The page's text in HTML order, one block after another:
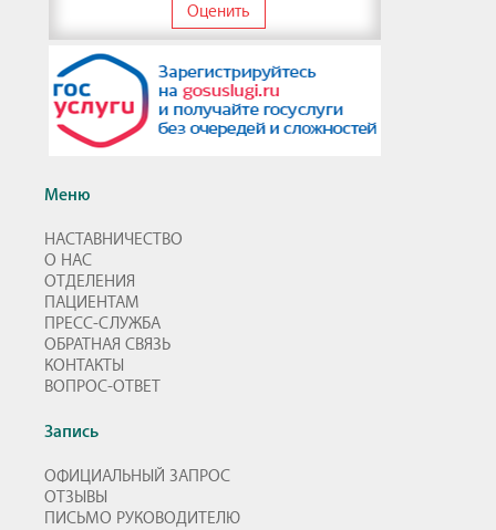
Оценить
Меню
НАСТАВНИЧЕСТВО
О НАС
ОТДЕЛЕНИЯ
ПАЦИЕНТАМ
ПРЕСС-СЛУЖБА
ОБРАТНАЯ СВЯЗЬ
КОНТАКТЫ
ВОПРОС-ОТВЕТ
Запись
ОФИЦИАЛЬНЫЙ ЗАПРОС
ОТЗЫВЫ
ПИСЬМО РУКОВОДИТЕЛЮ